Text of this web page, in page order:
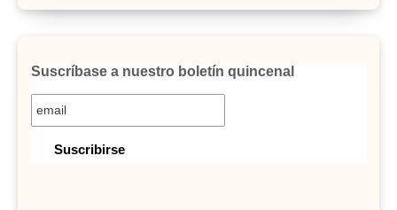
Suscríbase a nuestro boletín quincenal